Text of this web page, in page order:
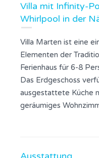
Villa mit Infinity-
Whirlpool in der
Villa Marten ist eine
Elementen der
Ferienhaus für 6-8
Das Erdgeschoss
ausgestattete Küche
geräumiges
DVD, sowie ein
und Ausgang zur